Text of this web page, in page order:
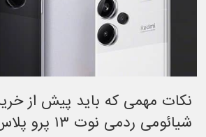
نکات مهمی که باید پیش از
شیائومی ردمی نوت ۱۳ پرو پلاس بدانید